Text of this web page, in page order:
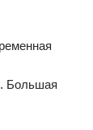
. Большая